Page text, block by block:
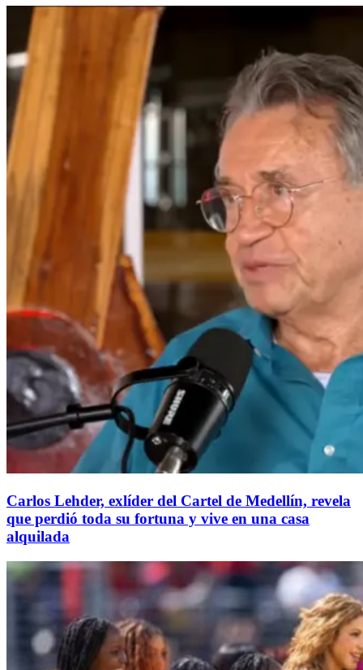
Carlos Lehder, exlíder del Cartel de Medellín, revela
que perdió toda su fortuna y vive en una casa
alquilada